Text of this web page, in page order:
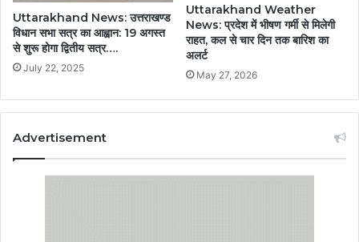
Uttarakhand News: उत्तराखण्ड
विधान सभा सत्र का आह्वान: 19 अगस्त
से शुरू होगा द्वितीय सत्र….
July 22, 2025
Uttarakhand Weather
News: प्रदेश में भीषण गर्मी से मिलेगी
राहत, कल से चार दिन तक बारिश का
अलर्ट
May 27, 2026
Advertisement